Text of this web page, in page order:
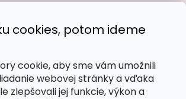
cookies, potom ideme
cookie, aby sme vám umožnili
webovej stránky a vďaka
zlepšovali jej funkcie, výkon a
spôsoby platby: